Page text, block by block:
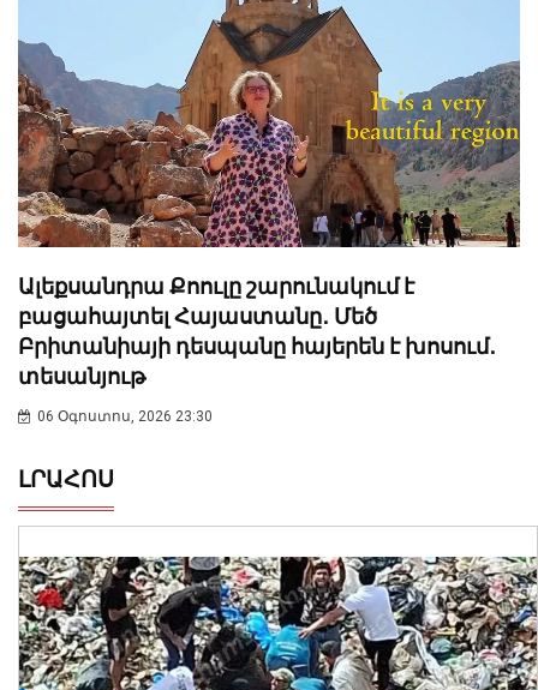
Ալեքսանդրա Քոուլը շարունակում է
բացահայտել Հայաստանը․ Մեծ
Բրիտանիայի դեսպանը հայերեն է խոսում․
տեսանյութ
06 Օգոստոս, 2026 23:30
ԼՐԱՀՈՍ